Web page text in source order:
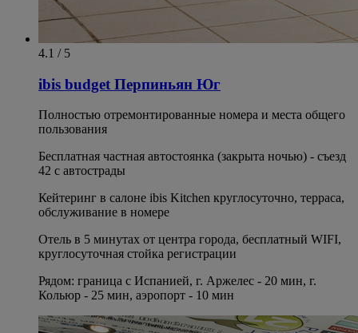
4.1 / 5
ibis budget Перпиньян Юг
Полностью отремонтированные номера и места общего
пользования
Бесплатная частная автостоянка (закрыта ночью) - съезд
42 с автострады
Кейтеринг в салоне ibis Kitchen круглосуточно, терраса,
обслуживание в номере
Отель в 5 минутах от центра города, бесплатный WIFI,
круглосуточная стойка регистрации
Рядом: граница с Испанией, г. Аржелес - 20 мин, г.
Кольюр - 25 мин, аэропорт - 10 мин